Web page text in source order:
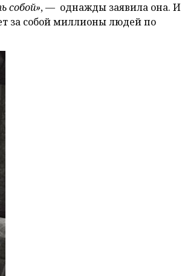
собой», — однажды заявила она. И
за собой миллионы людей по